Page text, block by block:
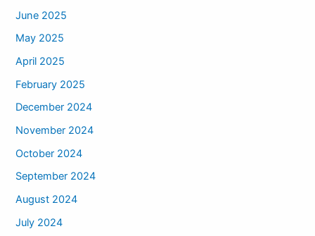
June 2025
May 2025
April 2025
February 2025
December 2024
November 2024
October 2024
September 2024
August 2024
July 2024